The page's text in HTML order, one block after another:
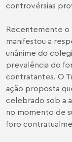
controvérsias
Recentemente o
manifestou a
unânime do
prevalência do
contratantes. O
ação proposta
celebrado sob a
no momento de
foro